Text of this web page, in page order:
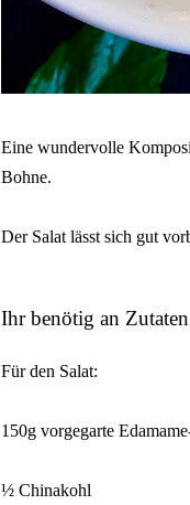
Eine wundervolle
Bohne.
Der Salat lässt sich gut
Ihr benötig an
Für den Salat:
150g vorgegarte
½ Chinakohl